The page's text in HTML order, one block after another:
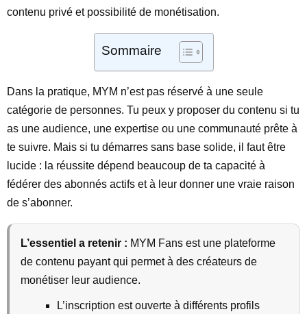
contenu privé et possibilité de monétisation.
Sommaire
Dans la pratique, MYM n’est pas réservé à une seule
catégorie de personnes. Tu peux y proposer du contenu si tu
as une audience, une expertise ou une communauté prête à
te suivre. Mais si tu démarres sans base solide, il faut être
lucide : la réussite dépend beaucoup de ta capacité à
fédérer des abonnés actifs et à leur donner une vraie raison
de s’abonner.
L’essentiel a retenir : MYM Fans est une plateforme
de contenu payant qui permet à des créateurs de
monétiser leur audience.
L’inscription est ouverte à différents profils